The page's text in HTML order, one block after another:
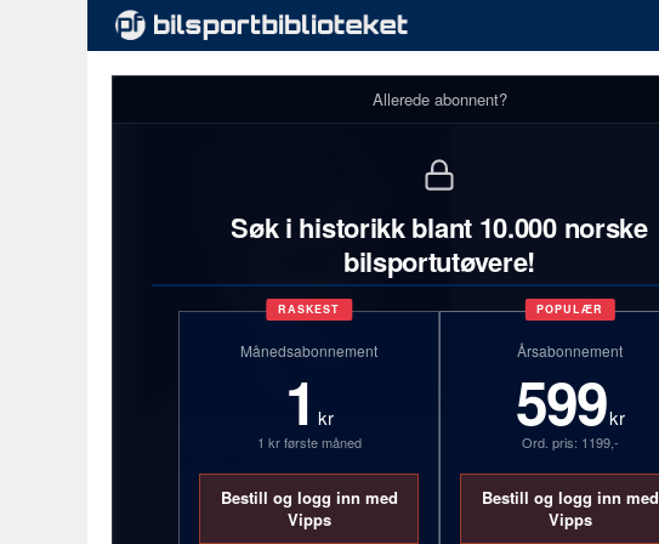
Jørgen Syversen
31 år
Allerede abonnent?
Søk i historikk blant 10.000 norske
bilsportutøvere!
RASKEST
Månedsabonnement
1 kr
1 kr første måned
Bestill og logg inn med
Vipps
POPULÆR
Årsabonnement
599kr
Ord. pris: 1199,-
Bestill og logg inn med
Vipps